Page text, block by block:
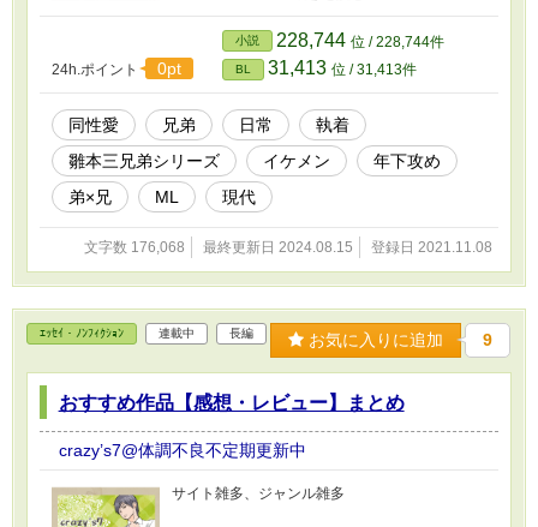
何も知らされないまま、兄が出て行ったこと
を知った末っ子の優人。母から兄がどんな想い
を抱え、家を出たのか真実を聞かされる。しか
し兄に会うことはできないまま、三年の月日が
経った。 そんな時、ある人物から優人は連絡
を受ける。 一方、義理の弟を守るために自分
の大切なモノを犠牲にした和宏。 しかし真に
守りたいものは、別にあったのである。 支
配、陰謀、策略、利用。 彼が守りたかったも
の。失ったもの、失えないものとは───？ 雛
本三兄弟シリーズ
24h.ポイント 0pt
小説 228,744 位 / 228,744件
BL 31,413 位 / 31,413件
同性愛 兄弟 日常
執着
雛本三兄弟シリーズ
イケメン
年下攻め
弟×兄
ML 現代
文字数 176,068 最終更新日 2024.08.15 登録日 2021.11.08
ｴｯｾｲ・ﾉﾝﾌｨｸｼｮﾝ 連載中 長編 お気に入りに追加 9
おすすめ作品【感想・レビュー】まとめ
crazy’s7@体調不良不定期更新中
サイト雑多、ジャンル雑多